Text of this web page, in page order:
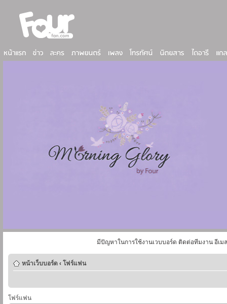
มีปัญหาในการใช้งานเวบบอร์ด ติดต่อทีมงาน อีเม
หน้าเว็บบอร์ด ‹ โฟร์แฟน
โฟร์แฟน